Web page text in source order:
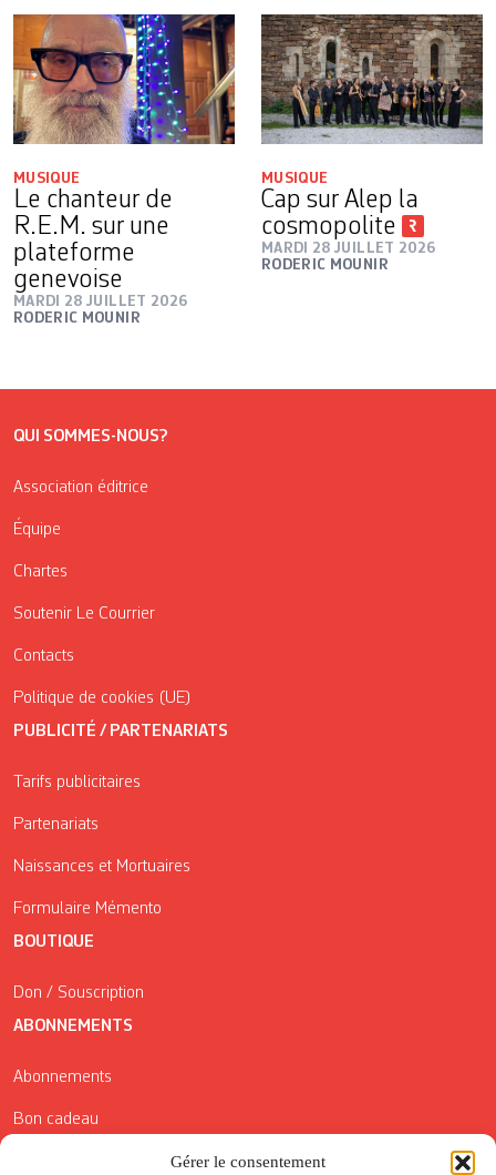
Gérer le consentement
MUSIQUE
Le chanteur de
R.E.M. sur une
plateforme
genevoise
MARDI 28 JUILLET 2026
RODERIC MOUNIR
MUSIQUE
Cap sur Alep la
cosmopolite
MARDI 28 JUILLET 2026
RODERIC MOUNIR
QUI SOMMES-NOUS?
Association éditrice
Équipe
Chartes
Soutenir Le Courrier
Contacts
Politique de cookies (UE)
PUBLICITÉ / PARTENARIATS
Tarifs publicitaires
Partenariats
Naissances et Mortuaires
Formulaire Mémento
BOUTIQUE
Don / Souscription
ABONNEMENTS
Abonnements
Bon cadeau
Conditions générales de vente